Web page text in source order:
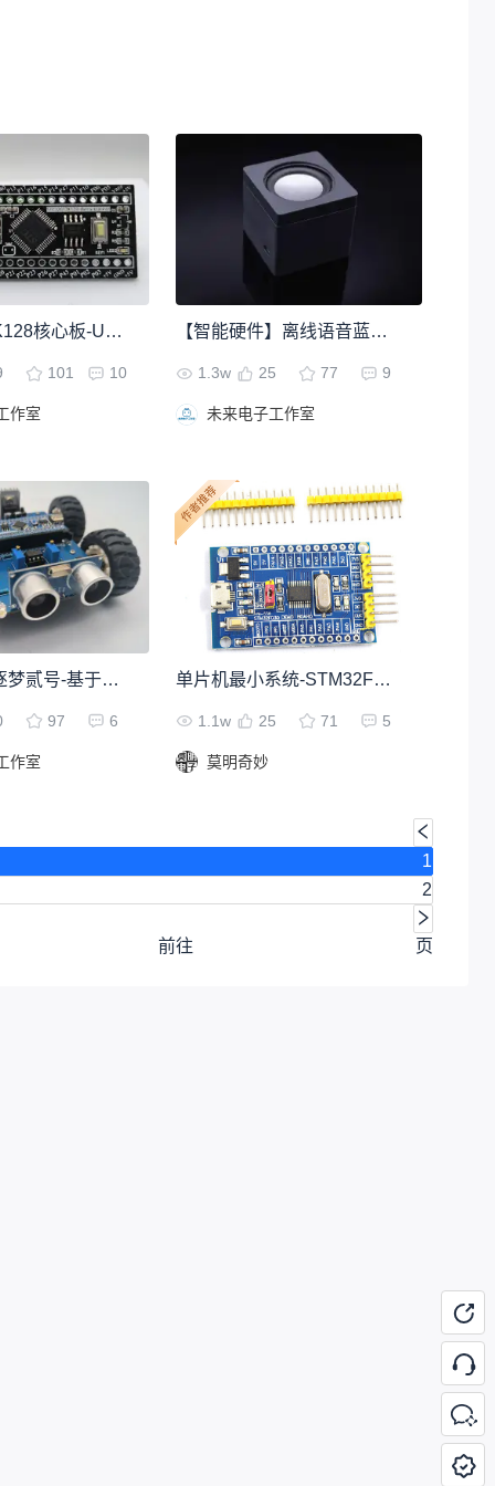
STC32G12K128核心板-USB下载
101 10
作室
【智能硬件】离线语音蓝牙音响
1.3w 25 77 9
未来电子工作室
【嵌入式】逐梦贰号-基于STC32的智能小车
97 6
作室
单片机最小系统-STM32F030F4P6
1.1w 25 71 5
莫明奇妙
1
2
前往 页